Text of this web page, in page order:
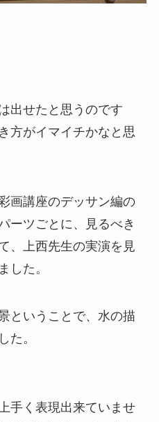
出せたと思うのです
方がイマイチかなと思
画講座のデッサン編の
ーツごとに、見るべき
、上西先生の実演を見
した。
ということで、水の描
た。
手く表現出来ていませ